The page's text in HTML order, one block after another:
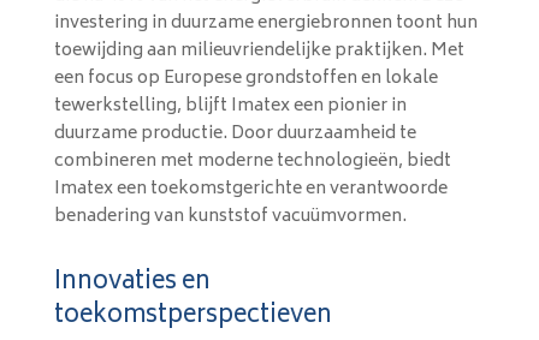
investering in duurzame energiebronnen toont hun
toewijding aan milieuvriendelijke praktijken. Met
een focus op Europese grondstoffen en lokale
tewerkstelling, blijft Imatex een pionier in
duurzame productie. Door duurzaamheid te
combineren met moderne technologieën, biedt
Imatex een toekomstgerichte en verantwoorde
benadering van kunststof vacuümvormen.
Innovaties en
toekomstperspectieven